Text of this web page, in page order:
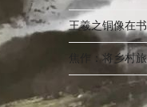
验！
王羲之铜像在
焦作：将乡村
引擎